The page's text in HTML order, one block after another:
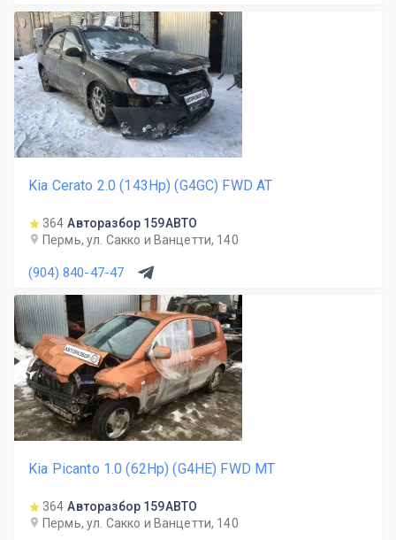
Kia Cerato 2.0 (143Hp) (G4GC) FWD AT
364 Авторазбор 159АВТО
Пермь, ул. Сакко и Ванцетти, 140
(904) 840-47-47
Kia Picanto 1.0 (62Hp) (G4HE) FWD MT
364 Авторазбор 159АВТО
Пермь, ул. Сакко и Ванцетти, 140